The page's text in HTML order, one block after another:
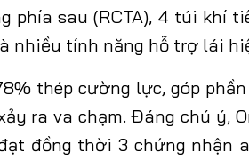
phía sau (RCTA), 4 túi khí
nhiều tính năng hỗ trợ lái
thép cường lực, góp
ra va chạm. Đáng chú ý,
đồng thời 3 chứng nhận